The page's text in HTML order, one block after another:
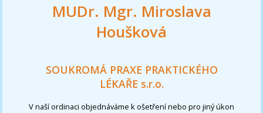
MUDr. Mgr. Miroslava
Houšková
SOUKROMÁ PRAXE PRAKTICKÉHO
LÉKAŘE s.r.o.
V naší ordinaci objednáváme k ošetření nebo pro jiný úkon